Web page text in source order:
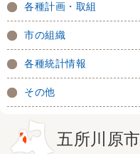
各種計画・取組
市の組織
各種統計情報
その他
五所川原市